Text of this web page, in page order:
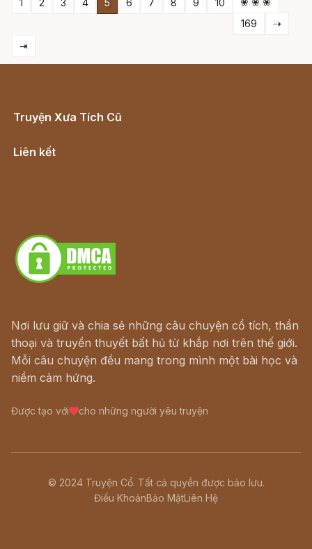
1 2 3 4 5 6 7 8 9 10
169
⇢
⇥
Truyện Xưa Tích Cũ
Liên kết
Nơi lưu giữ và chia sẻ những câu chuyện cổ tích, thần
thoại và truyền thuyết bất hủ từ khắp nơi trên thế giới.
Mỗi câu chuyện đều mang trong mình một bài học và
niềm cảm hứng.
Được tạo với cho những người yêu truyện
© 2024 Truyện Cổ. Tất cả quyền được bảo lưu.
Điều KhoảnBảo MậtLiên Hệ